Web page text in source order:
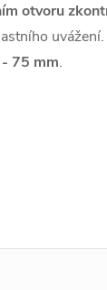
otvoru
75 mm.